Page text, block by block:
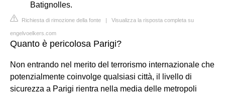
Batignolles.
Richiesta di rimozione della fonte | Visualizza la risposta completa su
engelvoelkers.com
Quanto è pericolosa Parigi?
Non entrando nel merito del terrorismo internazionale che
potenzialmente coinvolge qualsiasi città, il livello di
sicurezza a Parigi rientra nella media delle metropoli